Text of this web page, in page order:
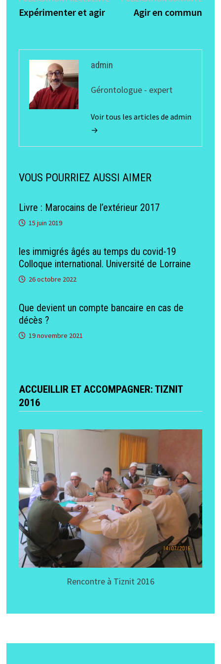
de
précédente :
Expérimenter et agir Agir en commun
admin
Gérontologue - expert
Voir tous les articles de admin
→
VOUS POURRIEZ AUSSI AIMER
Livre : Marocains de l’extérieur 2017
15 juin 2019
les immigrés âgés au temps du covid-19
Colloque international. Université de Lorraine
26 octobre 2022
Que devient un compte bancaire en cas de
décès ?
19 novembre 2021
ACCUEILLIR ET ACCOMPAGNER: TIZNIT
2016
Rencontre à Tiznit 2016